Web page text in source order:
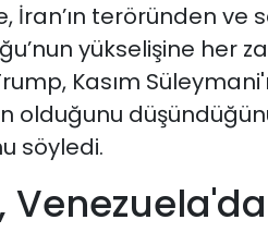
İran’ın teröründen ve
yükselişine her
Kasım
olduğunu
söyledi.